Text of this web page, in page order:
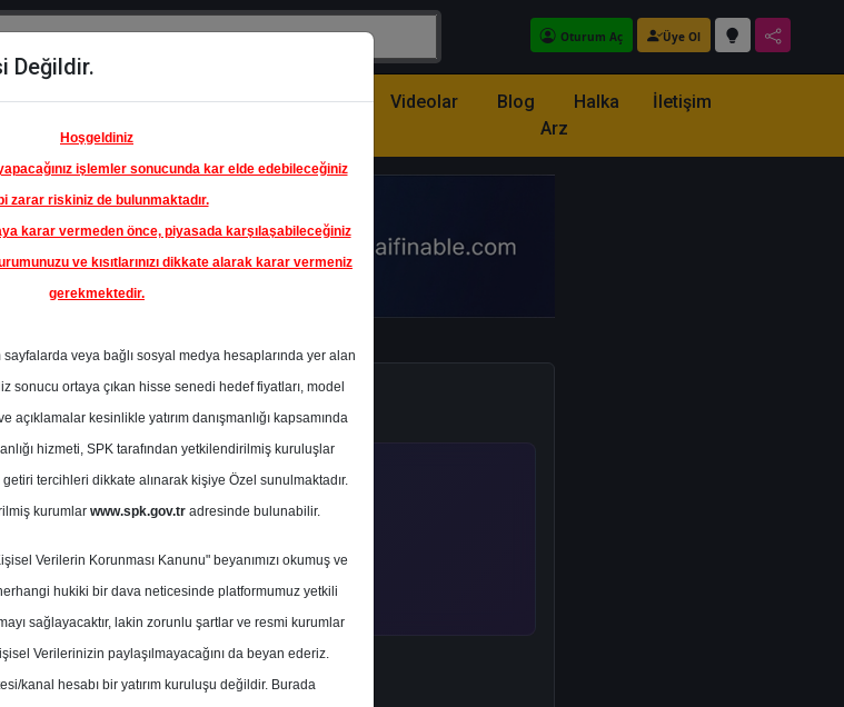
Oturum Aç Üye Ol
Öne
Çıkanlar
Raporlar Partnerlerimiz Videolar Blog
Halka
Arz
İletişim
Rapor Detay
Değildir.
Hoşgeldiniz
işlemler sonucunda kar elde edebileceğiniz
zarar riskiniz de bulunmaktadır.
karar vermeden önce, piyasada karşılaşabileceğiniz
ve kısıtlarınızı dikkate alarak karar vermeniz
gerekmektedir.
veya bağlı sosyal medya hesaplarında yer alan
sonucu ortaya çıkan hisse senedi hedef fiyatları, model
açıklamalar kesinlikle yatırım danışmanlığı kapsamında
hizmeti, SPK tarafından yetkilendirilmiş kuruluşlar
tercihleri dikkate alınarak kişiye Özel sunulmaktadır.
kurumlar www.spk.gov.tradresinde bulunabilir.
Verilerin Korunması Kanunu" beyanımızı okumuş ve
hukiki bir dava neticesinde platformumuz yetkili
sağlayacaktır, lakin zorunlu şartlar ve resmi kurumlar
Verilerinizin paylaşılmayacağını da beyan ederiz.
kanal hesabı bir yatırım kuruluşu değildir. Burada